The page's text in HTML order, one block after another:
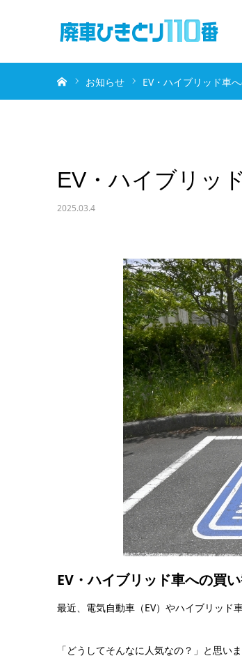
お知らせ EV・ハイブリッド車
EV・ハイブリッ
2025.03.4
EV・ハイブリッド車への買
最近、電気自動車（EV）やハイブリッド
「どうしてそんなに人気なの？」と思い